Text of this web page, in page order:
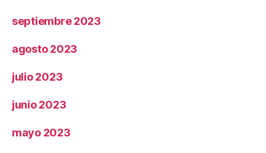
septiembre 2023
agosto 2023
julio 2023
junio 2023
mayo 2023